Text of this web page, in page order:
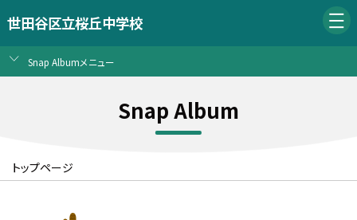
世田谷区立桜丘中学校
Snap Albumメニュー
Snap Album
トップページ